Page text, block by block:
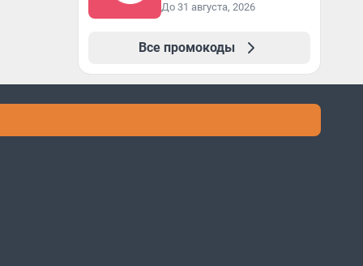
До 31 августа, 2026
Все промокоды